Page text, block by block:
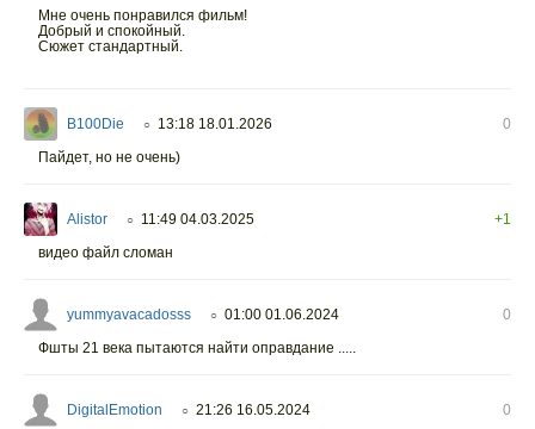
Мне очень понравился фильм!
Добрый и спокойный.
Сюжет стандартный.
B100Die ○ 13:18 18.01.2026
0
Пайдет, но не очень)
Alistor ○ 11:49 04.03.2025
+1
видео файл сломан
yummyavacadosss ○ 01:00 01.06.2024
0
Фшты 21 века пытаются найти оправдание .....
DigitalEmotion ○ 21:26 16.05.2024 0